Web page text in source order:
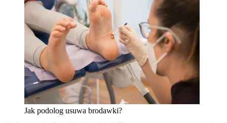
Jak podolog usuwa brodawki?